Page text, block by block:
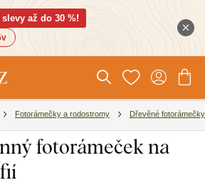
slevy až do 30 %!
Fotorámečky a rodostromy Dřevěné fotorámečky
fotorámeček na